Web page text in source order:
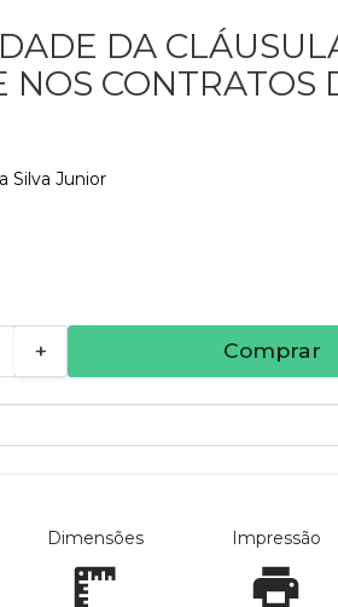
DA
NOS CONTRATOS
Silva Junior
+ Comprar
Dimensões Impressão